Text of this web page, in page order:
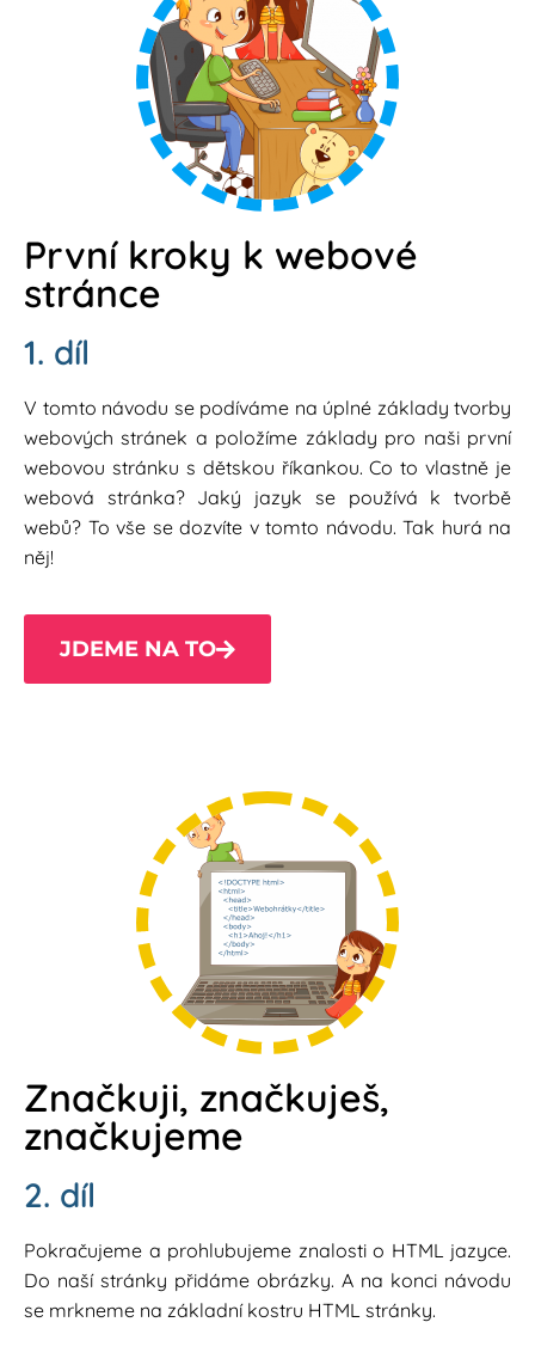
První kroky k webové
stránce
1. díl
V tomto návodu se podíváme na úplné základy tvorby
webových stránek a položíme základy pro naši první
webovou stránku s dětskou říkankou. Co to vlastně je
webová stránka? Jaký jazyk se používá k tvorbě
webů? To vše se dozvíte v tomto návodu. Tak hurá na
něj!
JDEME NA TO
Značkuji, značkuješ,
značkujeme
2. díl
Pokračujeme a prohlubujeme znalosti o HTML jazyce.
Do naší stránky přidáme obrázky. A na konci návodu
se mrkneme na základní kostru HTML stránky.